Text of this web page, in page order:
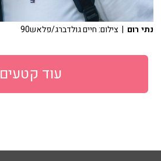
נתי רום | צילום: חיים גולדברג/פלאש90
עוד קטעים